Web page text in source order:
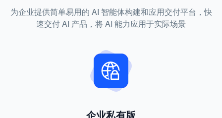
为企业提供简单易用的 AI 智能体构建和应用交付平台，快
速交付 AI 产品，将 AI 能力应用于实际场景
企业私有版